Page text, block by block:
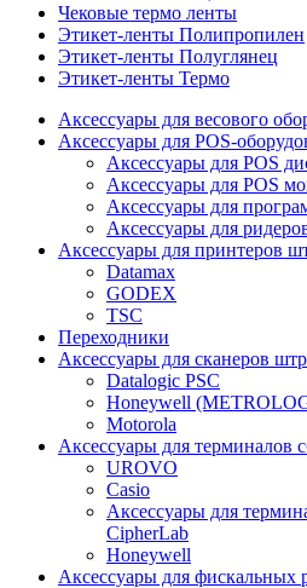
Чековые термо ленты
Этикет-ленты Полипропилен
Этикет-ленты Полуглянец
Этикет-ленты Термо
Аксессуары для весового
Аксессуары для POS-
Аксессуары для POS
Аксессуары для POS
Аксессуары для
Аксессуары для
Аксессуары для принтеров
Datamax
GODEX
TSC
Переходники
Аксессуары для сканеров
Datalogic PSC
Honeywell
Motorola
Аксессуары для терминалов
UROVO
Casio
Аксессуары для
CipherLab
Honeywell
Аксессуары для фискальных